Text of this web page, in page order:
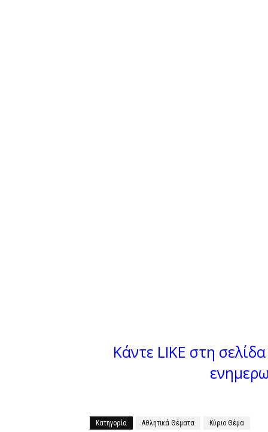
Κάντε LIKE στη
Κατηγορία Αθλητικά Θέματα Κύριο Θέμα